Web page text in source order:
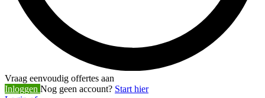
Vraag eenvoudig offertes aan
Inloggen Nog geen account? Start hier